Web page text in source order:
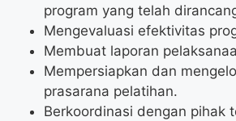
program yang telah
Mengevaluasi efektivitas
Membuat laporan
Mempersiapkan dan
prasarana pelatihan.
Berkoordinasi dengan pihak